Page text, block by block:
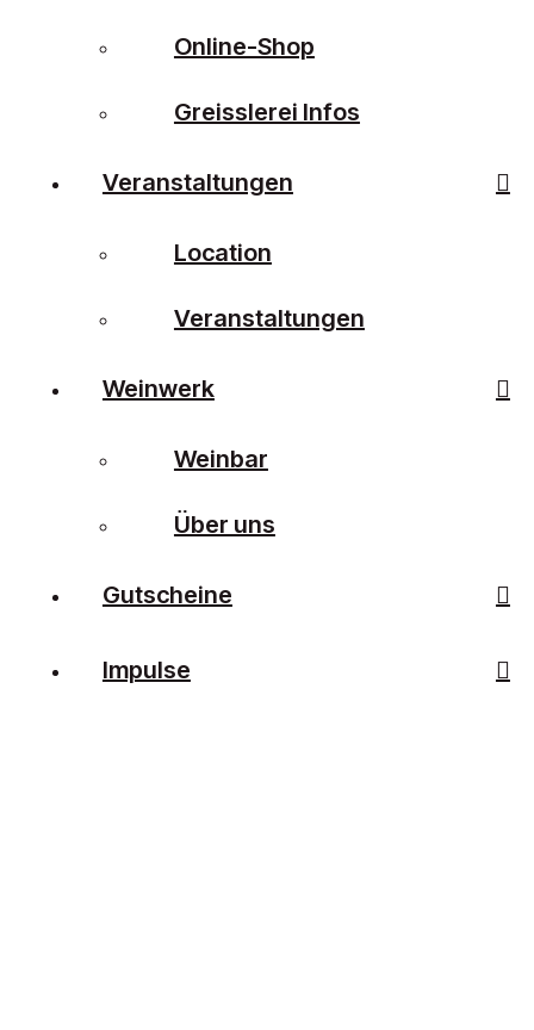
Online-Shop
Greisslerei Infos
Veranstaltungen
Location
Veranstaltungen
Weinwerk
Weinbar
Über uns
Gutscheine
Impulse